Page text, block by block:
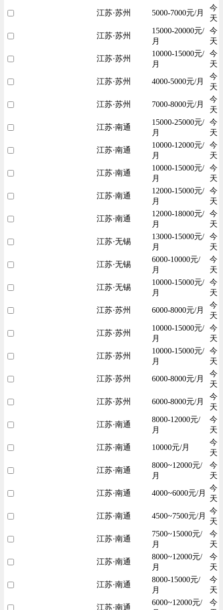
江苏·苏州 5000-7000元/月
今
天
江苏·苏州
15000-20000元/
月
今
天
江苏·苏州
10000-15000元/
月
今
天
江苏·苏州 4000-5000元/月
今
天
江苏·苏州 7000-8000元/月
今
天
江苏·南通
15000-25000元/
月
今
天
江苏·南通
10000-12000元/
月
今
天
江苏·南通
10000-15000元/
月
今
天
江苏·南通
12000-15000元/
月
今
天
江苏·南通
12000-18000元/
月
今
天
江苏·无锡
13000-15000元/
月
今
天
江苏·无锡
6000-10000元/
月
今
天
江苏·无锡
10000-15000元/
月
今
天
江苏·苏州 6000-8000元/月
今
天
江苏·苏州
10000-15000元/
月
今
天
江苏·苏州
10000-15000元/
月
今
天
江苏·苏州 6000-8000元/月
今
天
江苏·苏州 6000-8000元/月
今
天
江苏·南通
8000-12000元/
月
今
天
江苏·南通 10000元/月
今
天
江苏·南通
8000~12000元/
月
今
天
江苏·南通 4000~6000元/月
今
天
江苏·南通 4500~7500元/月
今
天
江苏·南通
7500~15000元/
月
今
天
江苏·南通
8000~12000元/
月
今
天
江苏·南通
8000-15000元/
月
今
天
江苏·南通
6000~12000元/
今